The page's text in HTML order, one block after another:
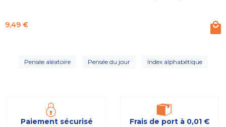
Prix
9,49 €
Pensée aléatoire Pensée du jour Index alphabétique
Paiement sécurisé Frais de port à 0,01 €